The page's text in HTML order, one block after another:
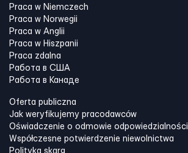
Praca w Niemczech
Praca w Norwegii
Praca w Anglii
Praca w Hiszpanii
Praca zdalna
Работа в США
Работа в Канадe
Oferta publiczna
Jak weryfikujemy pracodawców
Oświadczenie o odmowie odpowiedzialności
Współczesne potwierdzenie niewolnictwa
Polityka skarg